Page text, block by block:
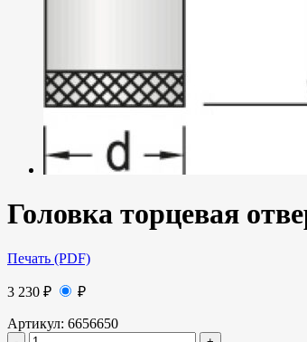
Головка торцевая
Печать (PDF)
3 230 ₽ ₽
Артикул: 6656650